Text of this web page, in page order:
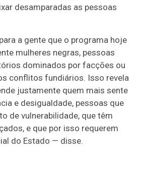
desamparadas as pessoas
a gente que o programa hoje
mulheres negras, pessoas
dominados por facções ou
conflitos fundiários. Isso revela
justamente quem mais sente
e desigualdade, pessoas que
de vulnerabilidade, que têm
e que por isso requerem
do Estado — disse.